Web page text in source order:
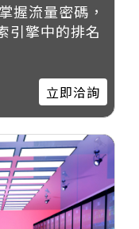
握流量密碼，
引擎中的排名
立即洽詢